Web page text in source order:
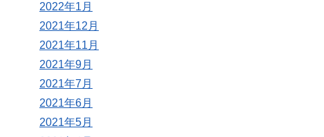
2022年1月
2021年12月
2021年11月
2021年9月
2021年7月
2021年6月
2021年5月